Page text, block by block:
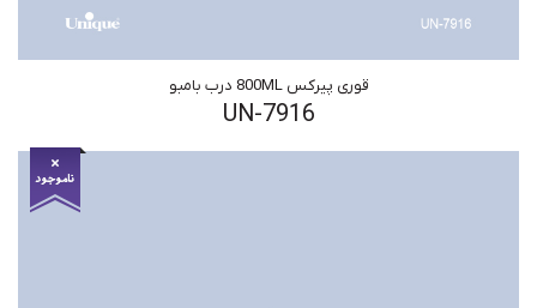
قوری پیرکس 800ML درب بامبو
UN-7916